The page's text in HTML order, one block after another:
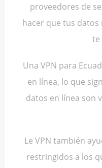
proveedores de
hacer que tus
te
Una VPN para
en línea, lo que
datos en línea son
Le VPN también
restringidos a los